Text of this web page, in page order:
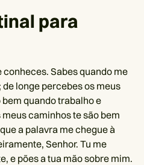
para
conheces. Sabes quando me
longe percebes os meus
quando trabalho e
caminhos te são bem
a palavra me chegue à
Senhor. Tu me
e pões a tua mão sobre mim.